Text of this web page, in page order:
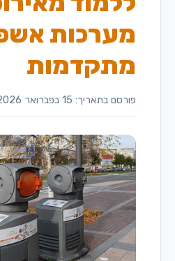
מערכות
מתקדמות
פורסם בתאריך: 15 בפברואר 2026